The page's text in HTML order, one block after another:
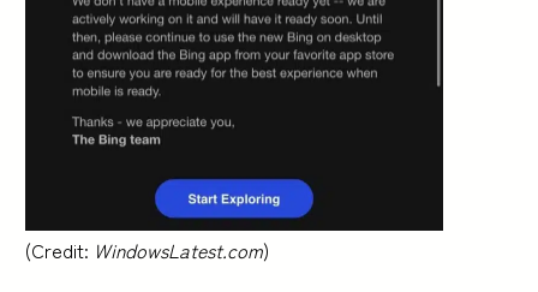
(Credit: WindowsLatest.com)